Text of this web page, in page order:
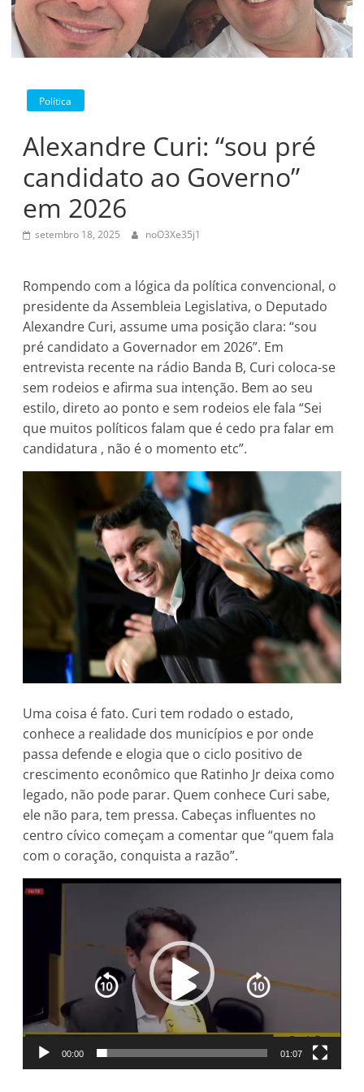
Política
Alexandre Curi: “sou pré
candidato ao Governo”
em 2026
setembro 18, 2025 noO3Xe35j1
Rompendo com a lógica da política convencional, o
presidente da Assembleia Legislativa, o Deputado
Alexandre Curi, assume uma posição clara: “sou
pré candidato a Governador em 2026”. Em
entrevista recente na rádio Banda B, Curi coloca-se
sem rodeios e afirma sua intenção. Bem ao seu
estilo, direto ao ponto e sem rodeios ele fala “Sei
que muitos políticos falam que é cedo pra falar em
candidatura , não é o momento etc”.
Uma coisa é fato. Curi tem rodado o estado,
conhece a realidade dos municípios e por onde
passa defende e elogia que o ciclo positivo de
crescimento econômico que Ratinho Jr deixa como
legado, não pode parar. Quem conhece Curi sabe,
ele não para, tem pressa. Cabeças influentes no
centro cívico começam a comentar que “quem fala
com o coração, conquista a razão”.
Tocador
00:00 01:07